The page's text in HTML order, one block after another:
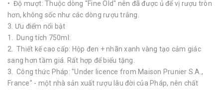
• Độ mượt: Thuộc dòng "Fine Old" nên đã được ủ để vị rượu tròn
hơn, không sốc như các dòng rượu trắng.
3. Ưu điểm nổi bật
1. Dung tích 750ml:
2. Thiết kế cao cấp: Hộp đen + nhãn xanh vàng tạo cảm giác
sang hơn tầm giá. Rất hợp để biếu tặng.
3. Công thức Pháp: "Under licence from Maison Prunier S.A.,
France" - một nhà sản xuất rượu lâu đời của Pháp, nên chất